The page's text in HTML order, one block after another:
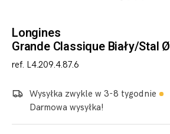
Longines
Grande Classique Biały/Stal
ref. L4.209.4.87.6
Wysyłka zwykle w 3-8 tygodnie
Darmowa wysyłka!